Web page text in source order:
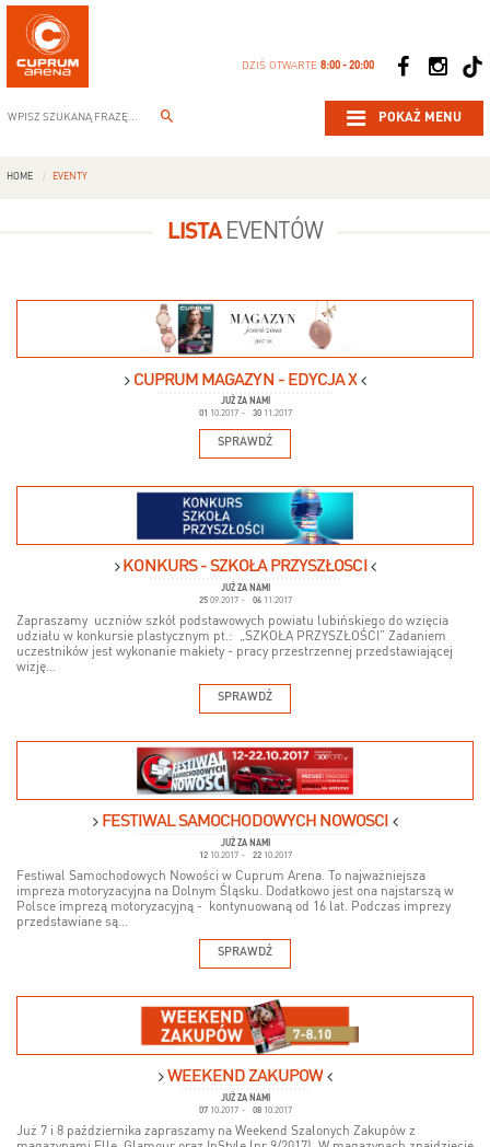
DZIŚ OTWARTE8:00 - 20:00
POKAŻ MENU
HOME EVENTY
LISTAEVENTÓW
CUPRUM MAGAZYN - EDYCJA X
JUŻ ZA NAMI
01
10.2017 - 3011.2017
SPRAWDŹ
KONKURS - SZKOŁA PRZYSZŁOŚCI
JUŻ ZA NAMI
2509.2017 - 0611.2017
Zapraszamy uczniów szkół podstawowych powiatu lubińskiego do wzięcia
udziału w konkursie plastycznym pt.: „SZKOŁA PRZYSZŁOŚCI” Zadaniem
uczestników jest wykonanie makiety - pracy przestrzennej przedstawiającej
wizję...
SPRAWDŹ
FESTIWAL SAMOCHODOWYCH NOWOŚCI
JUŻ ZA NAMI
1210.2017 - 2210.2017
Festiwal Samochodowych Nowości w Cuprum Arena. To najważniejsza
impreza motoryzacyjna na Dolnym Śląsku. Dodatkowo jest ona najstarszą w
Polsce imprezą motoryzacyjną - kontynuowaną od 16 lat. Podczas imprezy
przedstawiane są...
SPRAWDŹ
WEEKEND ZAKUPÓW
JUŻ ZA NAMI
0710.2017 - 0810.2017
Już 7 i 8 października zapraszamy na Weekend Szalonych Zakupów z